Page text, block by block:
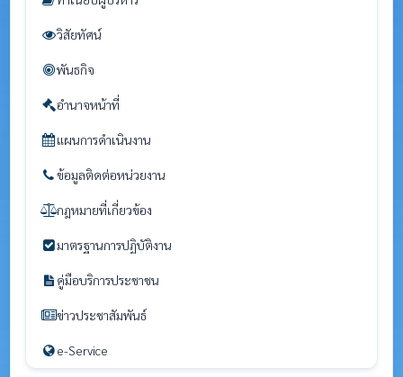
วิสัยทัศน์
พันธกิจ
อำนาจหน้าที่
แผนการดำเนินงาน
ข้อมูลติดต่อหน่วยงาน
กฎหมายที่เกี่ยวข้อง
มาตรฐานการปฏิบัติงาน
คู่มือบริการประชาชน
ข่าวประชาสัมพันธ์
e-Service